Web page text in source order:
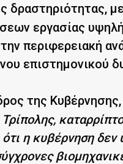
δραστηριότητας,
εργασίας
περιφερειακή
επιστημονικού
της Κυβέρνησης,
η κυβέρνηση